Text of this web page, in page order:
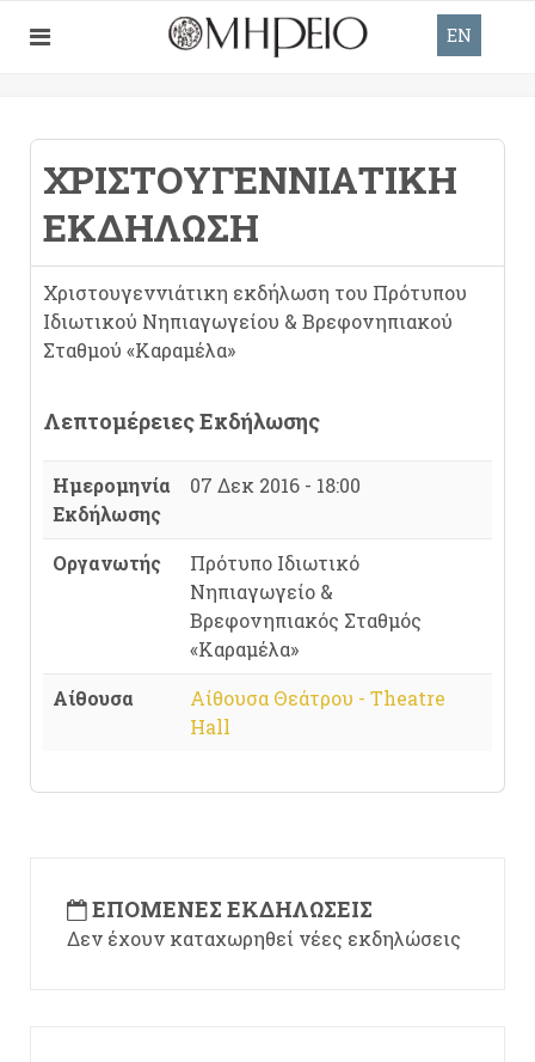
EN
ΧΡΙΣΤΟΥΓΕΝΝΙΑΤΙΚΗ
ΕΚΔΗΛΩΣΗ
Χριστουγεννιάτικη εκδήλωση του Πρότυπου
Ιδιωτικού Νηπιαγωγείου & Βρεφονηπιακού
Σταθμού «Καραμέλα»
Λεπτομέρειες Εκδήλωσης
Ημερομηνία
Εκδήλωσης
07 Δεκ 2016 - 18:00
Οργανωτής
Πρότυπο Ιδιωτικό
Νηπιαγωγείο &
Βρεφονηπιακός Σταθμός
«Καραμέλα»
Αίθουσα
Αίθουσα Θεάτρου - Theatre
Hall
ΕΠΌΜΕΝΕΣ ΕΚΔΗΛΏΣΕΙΣ
Δεν έχουν καταχωρηθεί νέες εκδηλώσεις